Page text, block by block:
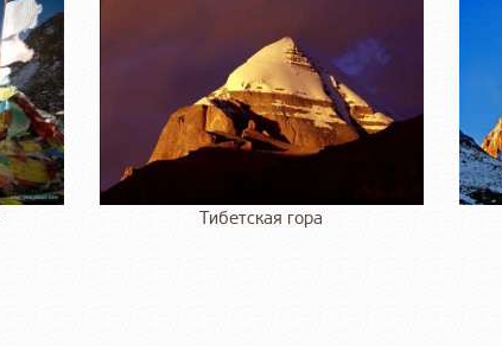
Тибетская гора